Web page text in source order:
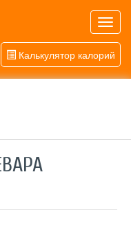
Калькулятор калорий